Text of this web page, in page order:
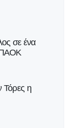
σε ένα
ΠΑΟΚ
Τόρες η